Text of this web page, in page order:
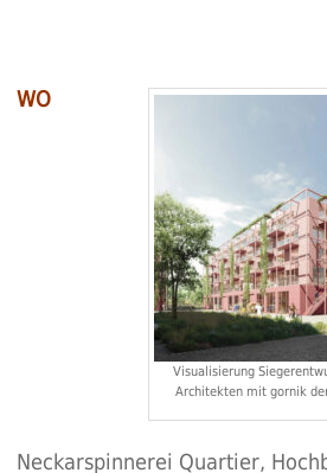
Visualisierung
Architekten mit gornik
WO
Neckarspinnerei Quartier,